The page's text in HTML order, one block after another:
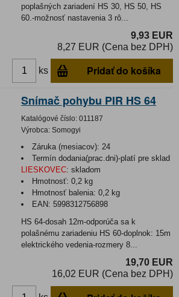
poplašných zariadení HS 30, HS 50, HS
60.-možnosť nastavenia 3 rô...
9,93 EUR
8,27 EUR (Cena bez DPH)
ks Pridať do košíka
Snímač pohybu PIR HS 64
Katalógové číslo: 011187
Výrobca: Somogyi
Záruka (mesiacov): 24
Termín dodania(prac.dni)-platí pre sklad
LIESKOVEC: skladom
Hmotnosť:0,2 kg
Hmotnosť balenia:0,2 kg
EAN:5998312756898
HS 64-dosah 12m-odporúča sa k
polašnému zariadeniu HS 60-doplnok: 15m
elektrického vedenia-rozmery 8...
19,70 EUR
16,02 EUR (Cena bez DPH)